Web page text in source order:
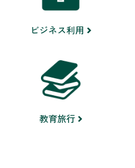
ビジネス利用
教育旅行